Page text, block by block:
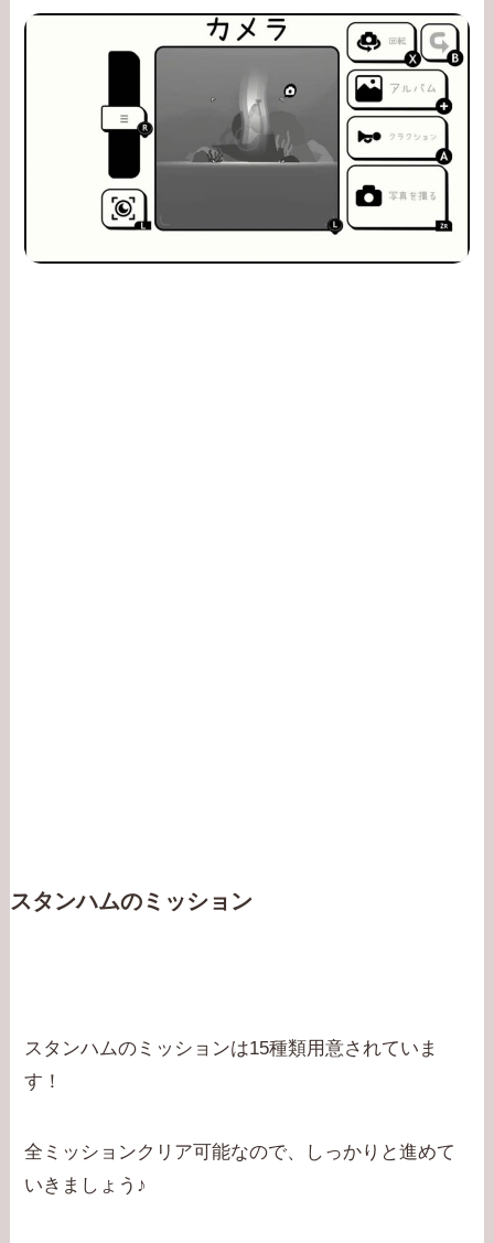
スタンハムのミッション
スタンハムのミッションは15種類用意されていま
す！
全ミッションクリア可能なので、しっかりと進めて
いきましょう♪